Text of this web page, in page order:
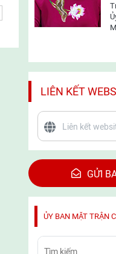
LIÊN KẾT
GỬI
ỦY BAN MẶT TRẬN